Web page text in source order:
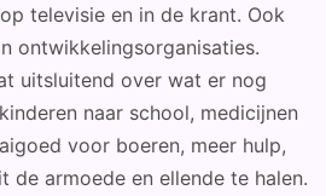
televisie en in de krant. Ook
ontwikkelingsorganisaties.
uitsluitend over wat er nog
naar school, medicijnen
voor boeren, meer hulp,
de armoede en ellende te halen.